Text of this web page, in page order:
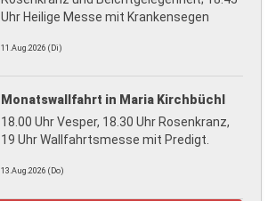
Uhr Heilige Messe mit Krankensegen
11.Aug.2026 (Di)
Monatswallfahrt in Maria Kirchbüchl
18.00 Uhr Vesper, 18.30 Uhr Rosenkranz,
19 Uhr Wallfahrtsmesse mit Predigt.
13.Aug.2026 (Do)